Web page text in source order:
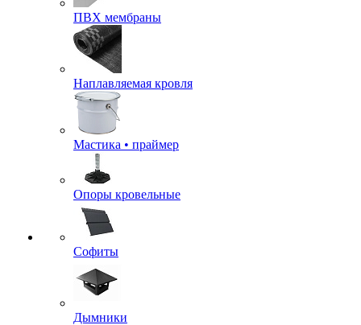
ПВХ мембраны
Наплавляемая кровля
Мастика • праймер
Опоры кровельные
Софиты
Дымники